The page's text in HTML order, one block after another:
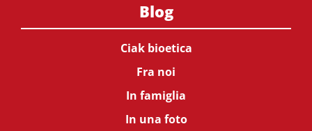
Blog
Ciak bioetica
Fra noi
In famiglia
In una foto